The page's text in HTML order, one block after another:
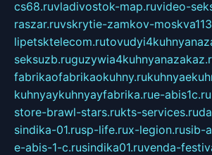
cs68.ruvladivostok-map.ruvideo-
raszar.ruvskrytie-zamkov-
lipetsktelecom.ru
seksuzb.ru
fabrikaofabrikaokuhny.ru
kuhnyaykuhnyayfabrika.rue-abis1c.ru
store-brawl-stars.rukts-services.ru
sindika-01.rusp-life.rux-legion.rusib-
e-abis-1-c.rusindika01.ruvenda-